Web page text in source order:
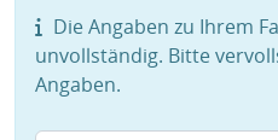
Die Angaben zu Ihrem
unvollständig. Bitte
Angaben.